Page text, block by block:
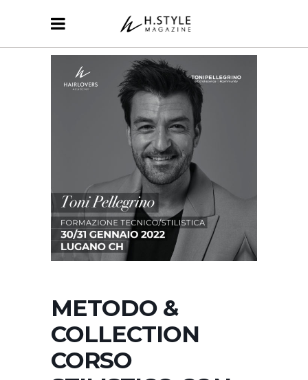
METODO &
COLLECTION
CORSO